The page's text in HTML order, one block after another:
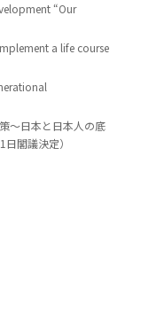
“Our
a life course
～日本と日本人の底
閣議決定）